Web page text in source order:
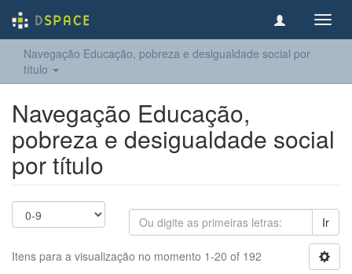
Navegação Educação, pobreza e desigualdade social por
título
Navegação Educação,
pobreza e desigualdade social
por título
Ir
Itens para a visualização no momento 1-20 of 192